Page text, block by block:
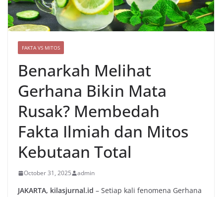
FAKTA VS MITOS
Benarkah Melihat
Gerhana Bikin Mata
Rusak? Membedah
Fakta Ilmiah dan Mitos
Kebutaan Total
October 31, 2025 admin
JAKARTA, kilasjurnal.id – Setiap kali fenomena Gerhana